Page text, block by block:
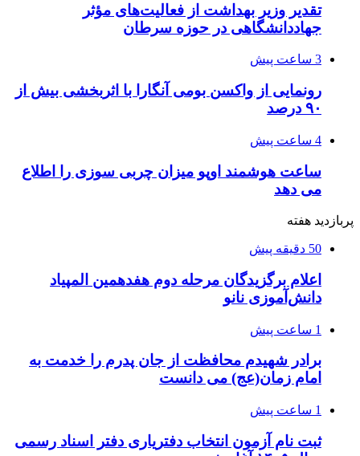
تقدیر وزیر بهداشت از فعالیت‌های مؤثر
جهاددانشگاهی در حوزه سرطان
3 ساعت پیش
رونمایی از واکسن بومی آنگارا با اثربخشی بیش از
۹۰ درصد
4 ساعت پیش
ساعت هوشمند اوپو میزان چربی سوزی را اطلاع
می دهد
پربازدید هفته
50 دقیقه پیش
اعلام برگزیدگان مرحله دوم هفدهمین المپیاد
دانش‌آموزی نانو
1 ساعت پیش
برادر شهیدم محافظت از جان پدرم را خدمت به
امام زمان(عج) می دانست
1 ساعت پیش
ثبت نام آزمون انتخاب دفتریاری دفتر اسناد رسمی